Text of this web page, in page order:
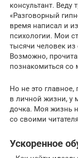
консультант. Веду
«Разговорный
время написал и
психологии. Мои
тысячи человек
Возможно,
познакомиться со
Но не это главное,
в личной жизни, у
дочка. Моя жизнь
со своими
Ускоренное